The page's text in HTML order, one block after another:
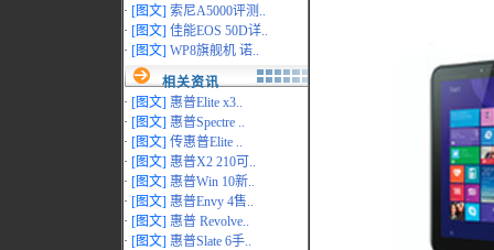
· [图文] 索尼A5000评测..
· [图文] 佳能EOS 50D详..
· [图文] WP8旗舰机 诺..
相关资讯
· [图文] 惠普Elite x3..
· [图文] 惠普Spectre ..
· [图文] 传惠普Elite ..
· [图文] 惠普X2 210可..
· [图文] 惠普Win 10新..
· [图文] 惠普Envy 4售..
· [图文] 惠普 Revolve..
· [图文] 惠普Slate 6手..